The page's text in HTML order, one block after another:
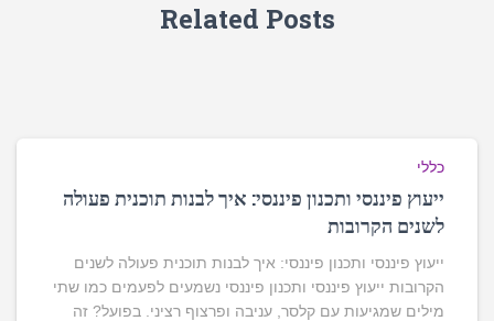
Related Posts
כללי
ייעוץ פיננסי ותכנון פיננסי: איך לבנות תוכנית פעולה
לשנים הקרובות
ייעוץ פיננסי ותכנון פיננסי: איך לבנות תוכנית פעולה לשנים
הקרובות ייעוץ פיננסי ותכנון פיננסי נשמעים לפעמים כמו שתי
מילים שמגיעות עם קלסר, עניבה ופרצוף רציני. בפועל? זה